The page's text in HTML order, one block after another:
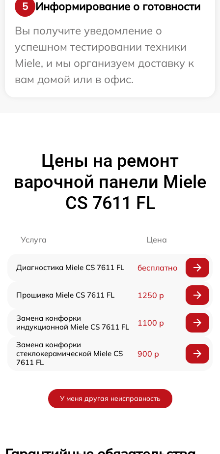
5
Информирование о готовности
Вы получите уведомление о
успешном тестировании техники
Miele, и мы организуем доставку к
вам домой или в офис.
Цены на ремонт
варочной панели Miele
CS 7611 FL
Услуга Цена
Диагностика Miele CS 7611 FL бесплатно
Прошивка Miele CS 7611 FL 1250 р
Замена конфорки
индукционной Miele CS 7611 FL
1100 р
Замена конфорки
стеклокерамической Miele CS
7611 FL
900 р
У меня другая неисправность